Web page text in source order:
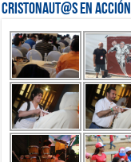
Cristonaut@s en Acción